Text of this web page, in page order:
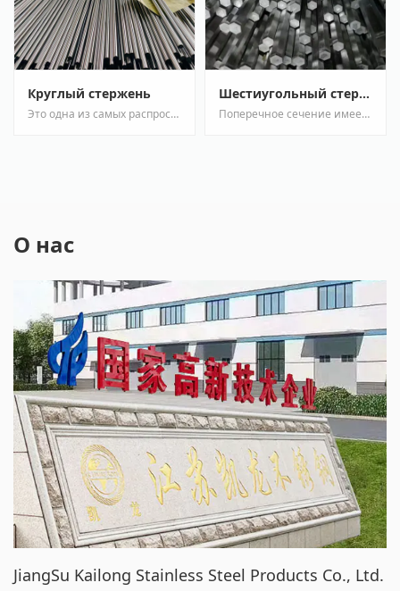
Круглый стержень
Это одна из самых распространенных форм прутка из нержавеющей стали круглого сечения. Круглый пру...
Шестиугольный стержень
Поперечное сечение имеет шестиугольную форму, оно сочетает в себе некоторые преимущества круглого...
О нас
JiangSu Kailong Stainless Steel Products Co., Ltd.